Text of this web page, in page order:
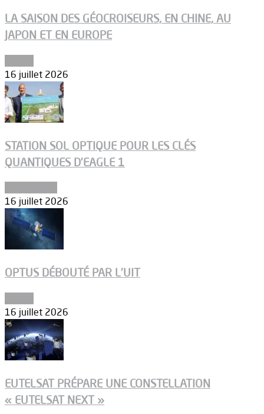
LA SAISON DES GÉOCROISEURS, EN CHINE, AU
JAPON ET EN EUROPE
16 juillet 2026
STATION SOL OPTIQUE POUR LES CLÉS
QUANTIQUES D’EAGLE 1
16 juillet 2026
OPTUS DÉBOUTÉ PAR L’UIT
16 juillet 2026
EUTELSAT PRÉPARE UNE CONSTELLATION
« EUTELSAT NEXT »